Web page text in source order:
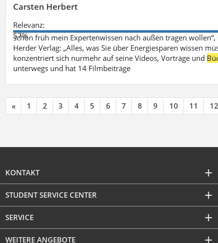
Carsten Herbert
Relevanz:
57%
schon früh mein Expertenwissen nach außen tragen
Herder Verlag: „Alles, was Sie über Energiesparen wissen
konzentriert sich nurmehr auf seine Videos, Vorträge und
unterwegs und hat 14 Filmbeiträge
« 1 2 3 4 5 6 7 8 9 10 11 12
KONTAKT
STUDENT SERVICE CENTER
SERVICE
WEITERE ANGEBOTE